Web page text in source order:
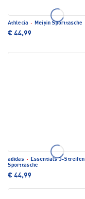
Athlecia · Meiyin Sporttasche
€ 44,99
adidas · Essentials 3-Streifen
Sporttasche
€ 44,99